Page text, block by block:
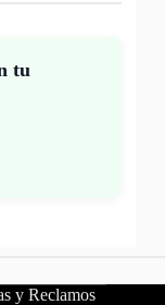
tu
y Reclamos